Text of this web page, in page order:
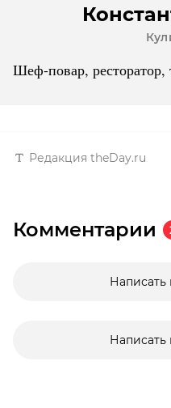
Шеф-повар, ресторатор,
Редакция theDay.ru
Комментарии